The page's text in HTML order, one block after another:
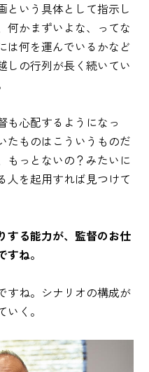
という具体として指示し
何かまずいよな、ってな
は何を運んでいるかなど
しの行列が長く続いてい
も心配するようになっ
たものはこういうものだ
もっとないの？みたいに
人を起用すれば見つけて
る能力が、監督のお仕
ね。
すね。シナリオの構成が
く。